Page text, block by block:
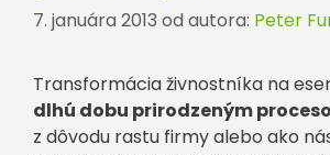
7. januára 2013 od autora: Peter
Transformácia živnostníka na
dlhú dobu prirodzeným
z dôvodu rastu firmy alebo ako